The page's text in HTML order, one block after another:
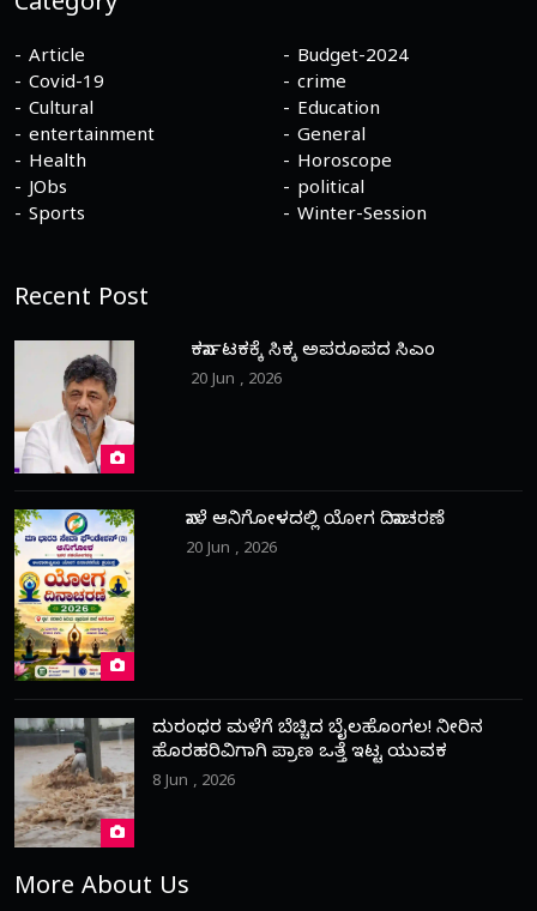
Category
Article
Budget-2024
Covid-19
crime
Cultural
Education
entertainment
General
Health
Horoscope
JObs
political
Sports
Winter-Session
Recent Post
ಕರ್ನಾಟಕಕ್ಕೆ ಸಿಕ್ಕ ಅಪರೂಪದ ಸಿಎಂ
20 Jun , 2026
ನಾಳೆ ಆನಿಗೋಳದಲ್ಲಿ ಯೋಗ ದಿನಾಚರಣೆ
20 Jun , 2026
ದುರಂಧರ ಮಳೆಗೆ ಬೆಚ್ಚಿದ ಬೈಲಹೊಂಗಲ! ನೀರಿನ
ಹೊರಹರಿವಿಗಾಗಿ ಪ್ರಾಣ ಒತ್ತೆ ಇಟ್ಟ ಯುವಕ
8 Jun , 2026
More About Us